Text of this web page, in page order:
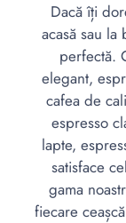
Dacă îți
acasă sau la
perfectă.
elegant,
cafea de
espresso
lapte,
satisface
gama
fiecare